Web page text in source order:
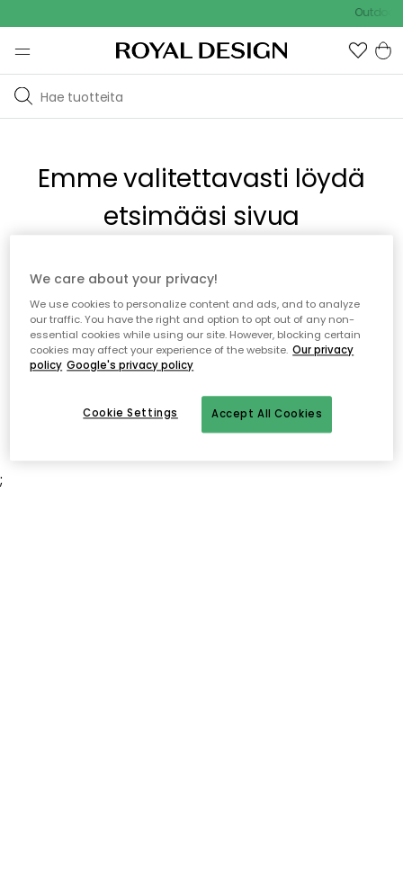
Outdoor
Emme valitettavasti löydä
etsimääsi sivua
Tämä voi johtua siitä, että sivua ei enää ole tai siitä, että se
on siirretty muualle. Pahoittelemme tästä mahdollisesti
aiheutunutta häiriötä. Voit kokeilla uudelleen yllä olevasta
valikosta tai siirtyä takaisin aloitussivustolle.
;
We care about your privacy!
We use cookies to personalize content and ads, and to analyze
our traffic. You have the right and option to opt out of any non-
essential cookies while using our site. However, blocking certain
cookies may affect your experience of the website. Our privacy
policy Google's privacy policy
Accept All Cookies
Cookie Settings